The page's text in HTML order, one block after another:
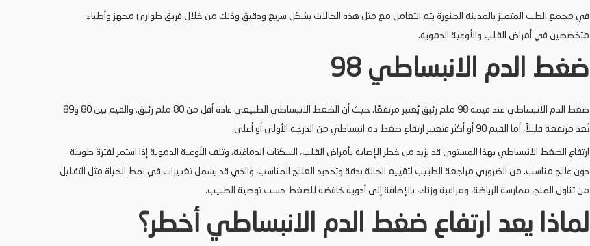
في مجمع الطب المتميز بالمدينة المنورة يتم التعامل مع مثل هذه الحالات بشكل سريع ودقيق وذلك من خلال فريق طوارئ مجهز وأطباء
متخصصين في أمراض القلب والأوعية الدموية.
ضغط الدم الانبساطي 98
ضغط الدم الانبساطي عند قيمة 98 ملم زئبق يُعتبر مرتفعًا، حيث أن الضغط الانبساطي الطبيعي عادة أقل من 80 ملم زئبق، والقيم بين 80 و89
تُعد مرتفعة قليلاً، أما القيم 90 أو أكثر فتعتبر ارتفاع ضغط دم انبساطي من الدرجة الأولى أو أعلى.​
ارتفاع الضغط الانبساطي بهذا المستوى قد يزيد من خطر الإصابة بأمراض القلب، السكتات الدماغية، وتلف الأوعية الدموية إذا استمر لفترة طويلة
دون علاج مناسب. من الضروري مراجعة الطبيب لتقييم الحالة بدقة وتحديد العلاج المناسب، والذي قد يشمل تغييرات في نمط الحياة مثل التقليل
من تناول الملح، ممارسة الرياضة، ومراقبة وزنك، بالإضافة إلى أدوية خافضة للضغط حسب توصية الطبيب.
لماذا يعد ارتفاع ضغط الدم الانبساطي أخطر؟